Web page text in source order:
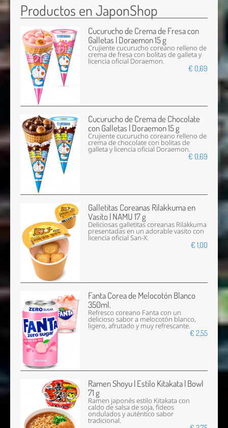
Productos en JaponShop
Cucurucho de Crema de Fresa con
Galletas | Doraemon 15 g
Crujiente cucurucho coreano relleno de
crema de fresa con bolitas de galleta y
licencia oficial Doraemon.
€ 0,69
Cucurucho de Crema de Chocolate
con Galletas | Doraemon 15 g
Crujiente cucurucho coreano relleno de
crema de chocolate con bolitas de
galleta y licencia oficial Doraemon.
€ 0,69
Galletitas Coreanas Rilakkuma en
Vasito | NAMU 17 g
Deliciosas galletitas coreanas Rilakkuma
presentadas en un adorable vasito con
licencia oficial San-X.
€ 1,00
Fanta Corea de Melocotón Blanco
350ml.
Refresco coreano Fanta con un
delicioso sabor a melocotón blanco,
ligero, afrutado y muy refrescante.
€ 2,55
Ramen Shoyu | Estilo Kitakata | Bowl
71 g
Ramen japonés estilo Kitakata con
caldo de salsa de soja, fideos
ondulados y auténtico sabor
tradicional.